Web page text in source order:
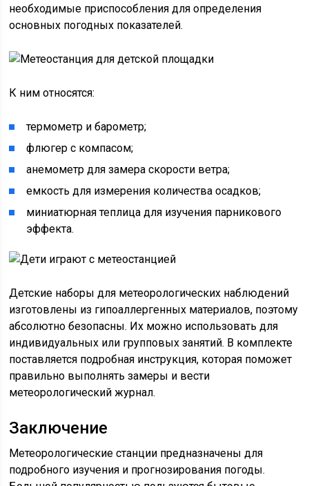
необходимые приспособления для определения
основных погодных показателей.
К ним относятся:
термометр и барометр;
флюгер с компасом;
анемометр для замера скорости ветра;
емкость для измерения количества осадков;
миниатюрная теплица для изучения парникового
эффекта.
Детские наборы для метеорологических наблюдений
изготовлены из гипоаллергенных материалов, поэтому
абсолютно безопасны. Их можно использовать для
индивидуальных или групповых занятий. В комплекте
поставляется подробная инструкция, которая поможет
правильно выполнять замеры и вести
метеорологический журнал.
Заключение
Метеорологические станции предназначены для
подробного изучения и прогнозирования погоды.